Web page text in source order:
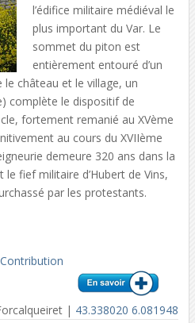
l’édifice militaire médiéval le
plus important du Var. Le
sommet du piton est
entièrement entouré d’un
le château et le village, un
complète le dispositif de
fortement remanié au XVème
au cours du XVIIème
demeure 320 ans dans la
le fief militaire d’Hubert de Vins,
par les protestants.
Contribution
| 43.338020 6.081948